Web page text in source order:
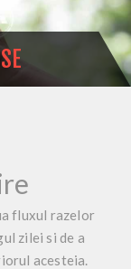
fluxul razelor
zilei si de a
acesteia.